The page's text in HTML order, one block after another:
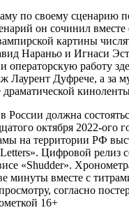
по своему сценарию
он сочинил
картины
Нараньо и Игнаси
операторскую работу
Лаурент Дуфрече, а за
России должна
октября 2022-ого
на территории РФ
Цифровой релиз
«Shudder».
минуты вместе с
согласно
16+